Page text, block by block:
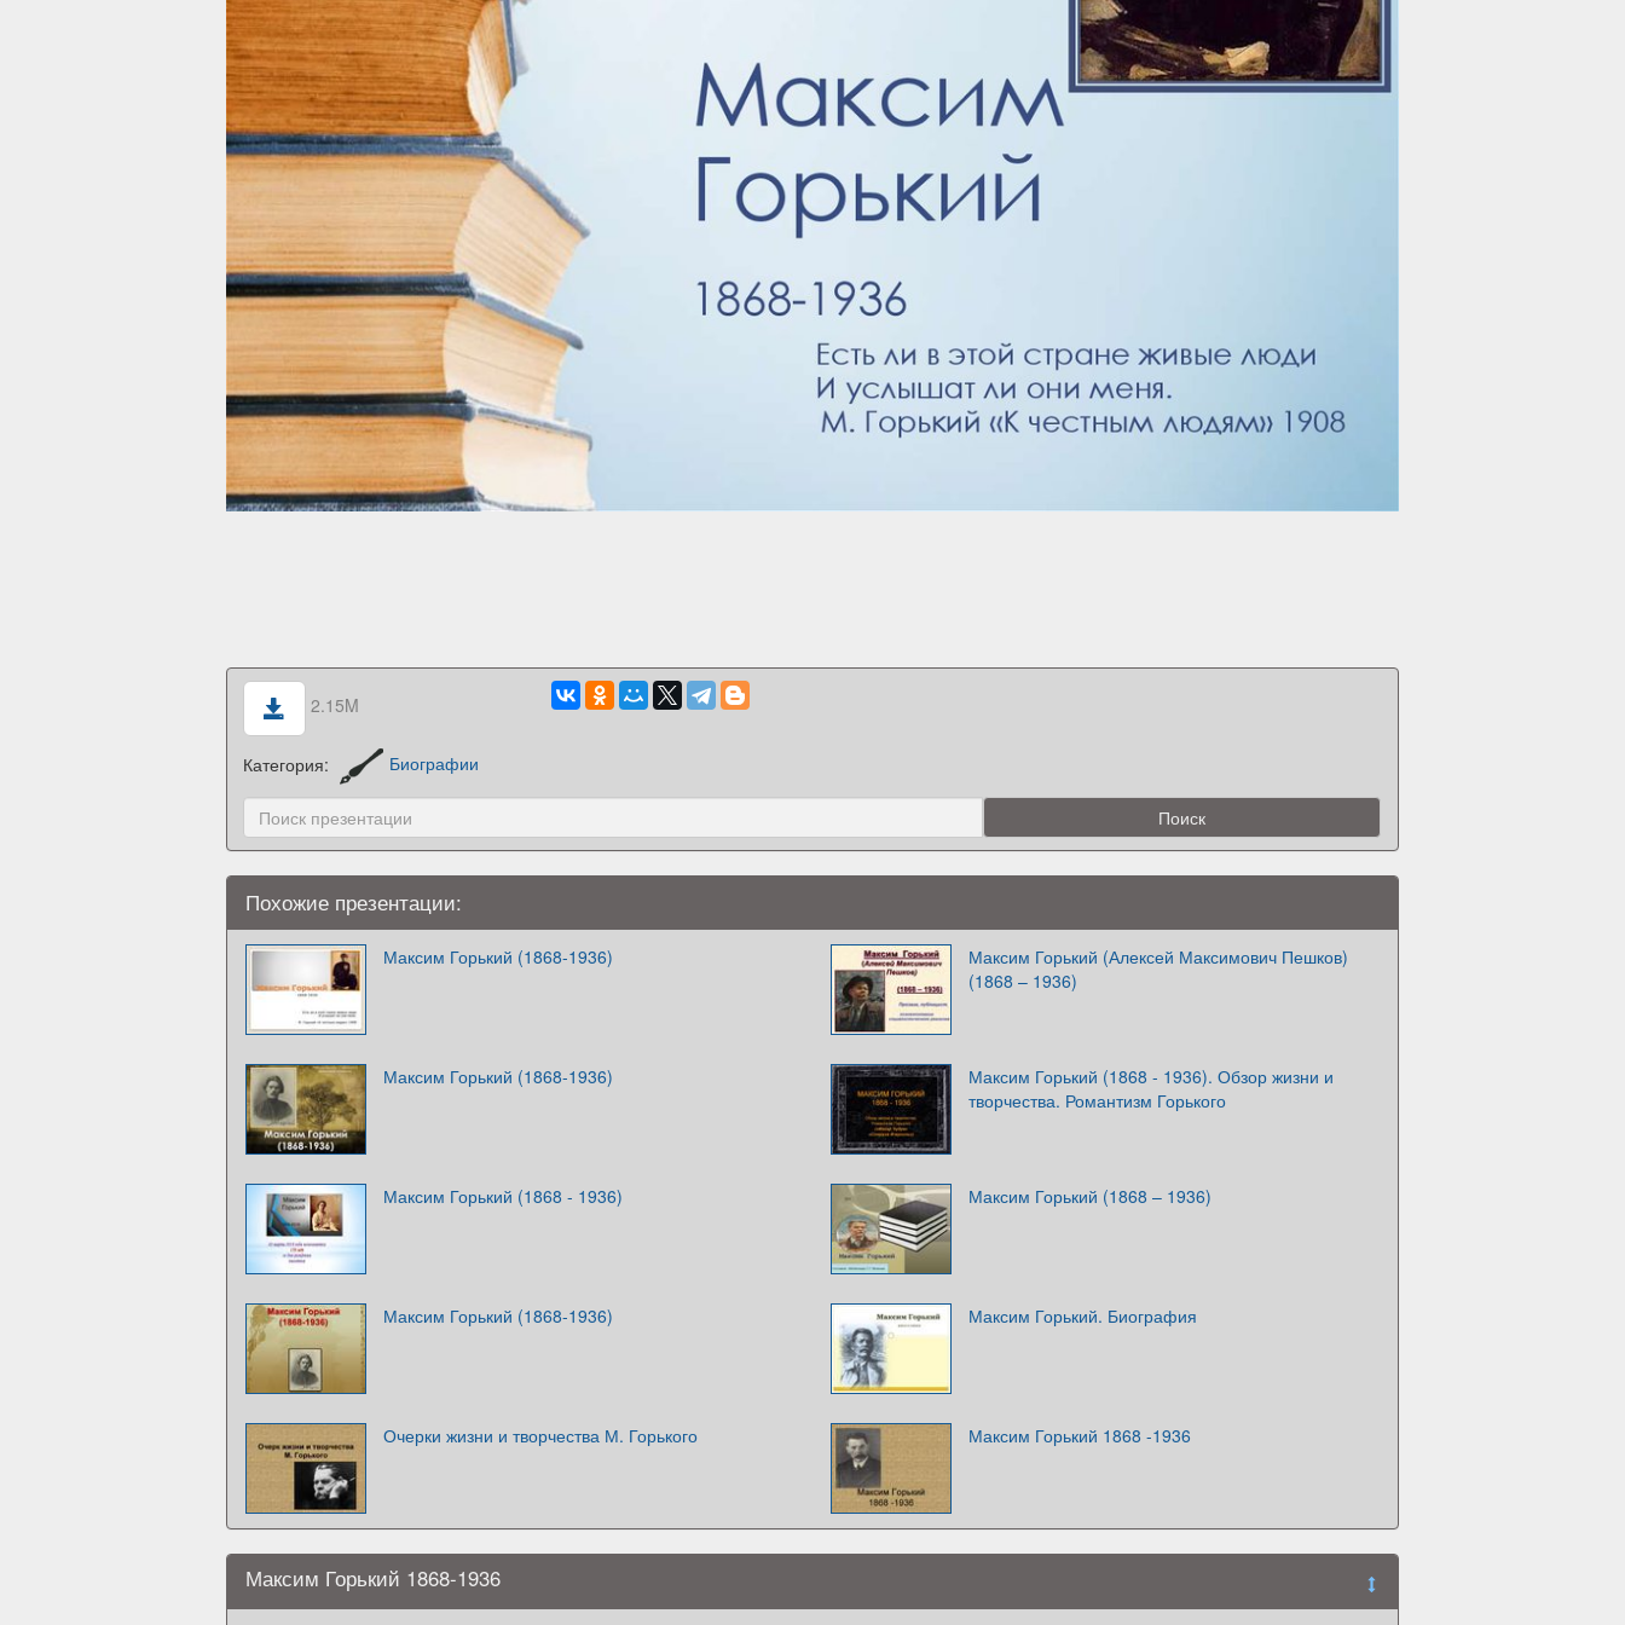
2.15M
Категория: Биографии
Похожие презентации:
Максим Горький (1868-1936)
Максим Горький (Алексей Максимович Пешков)
(1868 – 1936)
Максим Горький (1868-1936)
Максим Горький (1868 - 1936). Обзор жизни и
творчества. Романтизм Горького
Максим Горький (1868 - 1936) Максим Горький (1868 – 1936)
Максим Горький (1868-1936) Максим Горький. Биография
Очерки жизни и творчества М. Горького Максим Горький 1868 -1936
Максим Горький 1868-1936